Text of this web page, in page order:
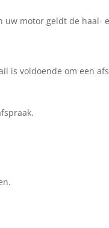
motor geldt de haal-
is voldoende om een